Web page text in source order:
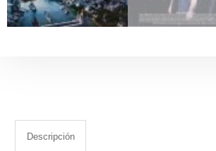
Descripción